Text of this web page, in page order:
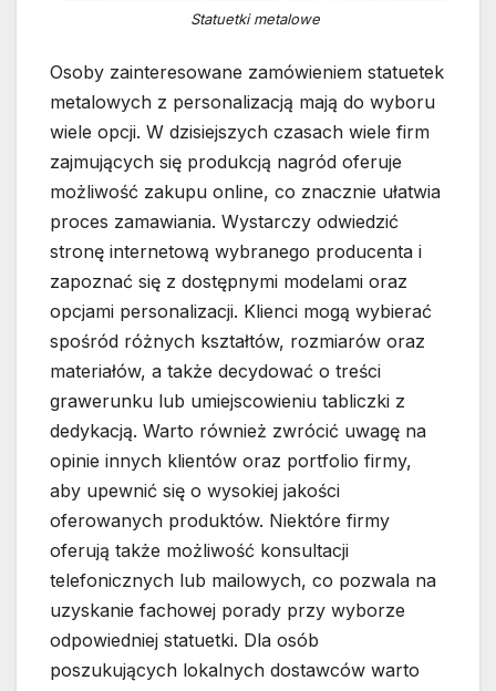
Statuetki metalowe
Osoby zainteresowane zamówieniem statuetek
metalowych z personalizacją mają do wyboru
wiele opcji. W dzisiejszych czasach wiele firm
zajmujących się produkcją nagród oferuje
możliwość zakupu online, co znacznie ułatwia
proces zamawiania. Wystarczy odwiedzić
stronę internetową wybranego producenta i
zapoznać się z dostępnymi modelami oraz
opcjami personalizacji. Klienci mogą wybierać
spośród różnych kształtów, rozmiarów oraz
materiałów, a także decydować o treści
grawerunku lub umiejscowieniu tabliczki z
dedykacją. Warto również zwrócić uwagę na
opinie innych klientów oraz portfolio firmy,
aby upewnić się o wysokiej jakości
oferowanych produktów. Niektóre firmy
oferują także możliwość konsultacji
telefonicznych lub mailowych, co pozwala na
uzyskanie fachowej porady przy wyborze
odpowiedniej statuetki. Dla osób
poszukujących lokalnych dostawców warto